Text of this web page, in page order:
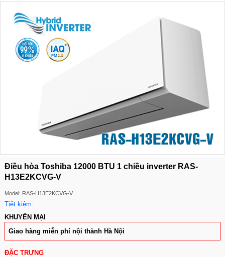
Điều hòa Toshiba 12000 BTU 1 chiều inverter RAS-
H13E2KCVG-V
Model: RAS-H13E2KCVG-V
Tiết kiệm:
KHUYẾN MẠI
Giao hàng miễn phí nội thành Hà Nội
ĐẶC TRƯNG